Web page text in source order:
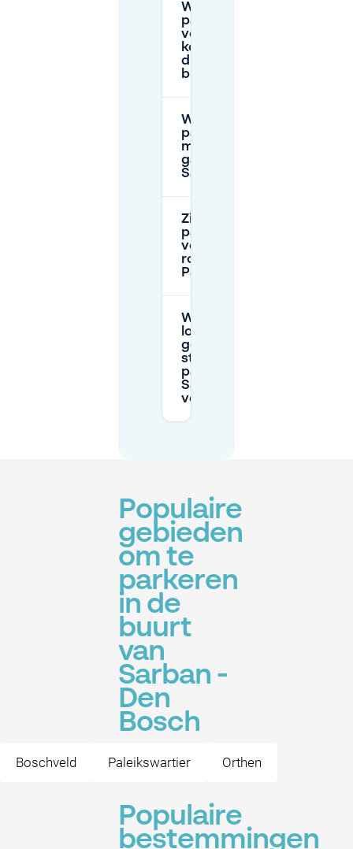
Waar kan ik
parkeren
voor een
korte
dinerbezoek
bij Sarban?
Wat kosten de
parkeertarieven
meestal in
garages bij
Sarban?
Zijn er
parkeerzones of
vergunningregels
rondom Orthen /
Paleiskwartier?
Welke P+R-
locaties kan ik
gebruiken om
stadscentrum
parkeren bij
Sarban te
vermijden?
Populaire
gebieden
om te
parkeren
in de
buurt
van
Sarban -
Den
Bosch
Boschveld Paleikswartier Orthen
Populaire
bestemmingen